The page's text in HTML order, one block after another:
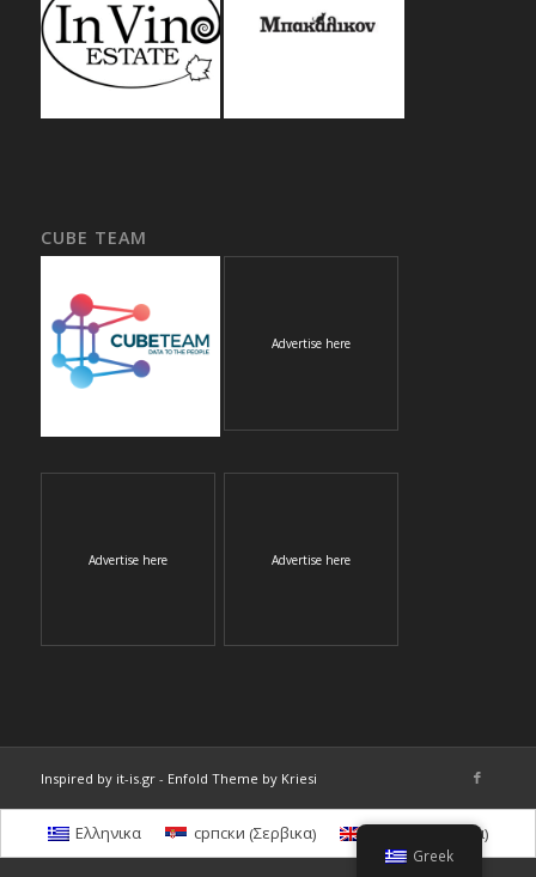
CUBE TEAM
Advertise here
Advertise here Advertise here
Inspired by it-is.gr- Enfold Theme by Kriesi
Greek
Ελληνικα српски (Σερβικα) Αγγλικα)